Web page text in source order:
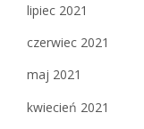
lipiec 2021
czerwiec 2021
maj 2021
kwiecień 2021